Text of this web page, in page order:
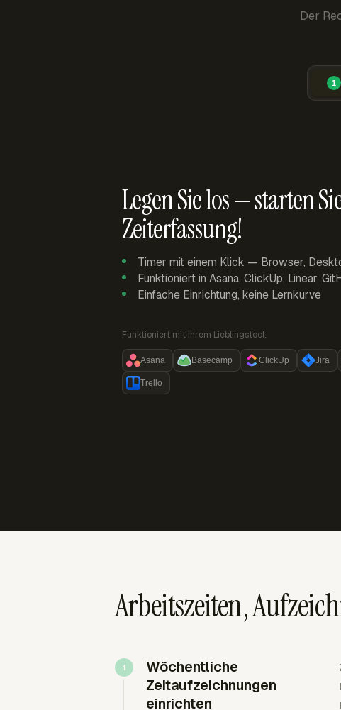
Der
1
Legen Sie los — starten
Zeiterfassung!
Timer mit einem Klick — Browser,
Funktioniert in Asana, ClickUp, Linear,
Einfache Einrichtung, keine Lernkurve
Funktioniert mit Ihrem Lieblingstool:
Asana Basecamp ClickUp Jira
Trello
Arbeitszeiten,
Wöchentliche
Zeitaufzeichnungen
einrichten